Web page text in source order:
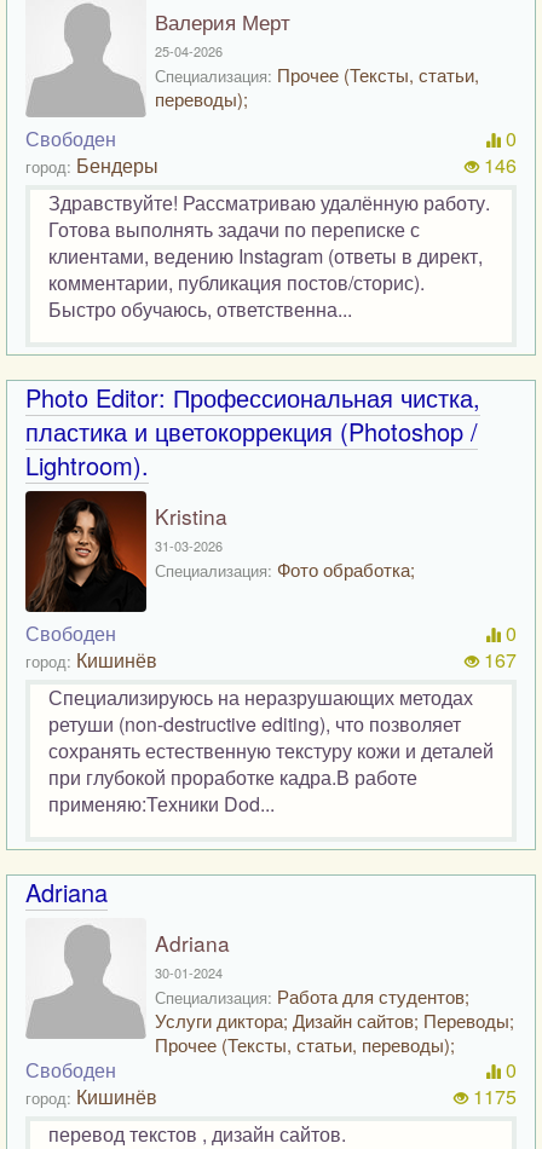
Валерия Мерт
25-04-2026
Специализация: Прочее (Тексты, статьи,
переводы);
Свободен
город: Бендеры
0
146
Здравствуйте! Рассматриваю удалённую работу.
Готова выполнять задачи по переписке с
клиентами, ведению Instagram (ответы в директ,
комментарии, публикация постов/сторис).
Быстро обучаюсь, ответственна...
Photo Editor: Профессиональная чистка,
пластика и цветокоррекция (Photoshop /
Lightroom).
Kristina
31-03-2026
Специализация: Фото обработка;
Свободен
город: Кишинёв
0
167
Специализируюсь на неразрушающих методах
ретуши (non-destructive editing), что позволяет
сохранять естественную текстуру кожи и деталей
при глубокой проработке кадра.В работе
применяю:Техники Dod...
Adriana
Adriana
30-01-2024
Специализация: Работа для студентов;
Услуги диктора; Дизайн сайтов; Переводы;
Прочее (Тексты, статьи, переводы);
Свободен
город: Кишинёв
0
1175
перевод текстов , дизайн сайтов.